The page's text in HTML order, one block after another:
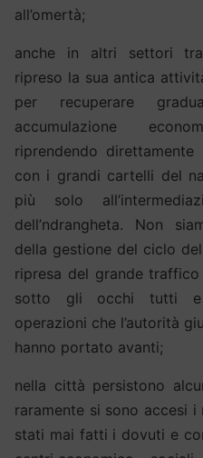
all’omertà;
anche in altri settori
ripreso la sua antica
per recuperare
accumulazione
riprendendo
con i grandi cartelli del
più solo
dell’ndrangheta. Non
della gestione del ciclo
ripresa del grande
sotto gli occhi tutti e
operazioni che l’autorità
hanno portato avanti;
nella città persistono
raramente si sono accesi
stati mai fatti i dovuti e